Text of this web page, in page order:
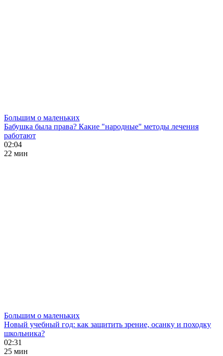
Большим о маленьких
Бабушка была права? Какие "народные" методы лечения
работают
02:04
22 мин
Большим о маленьких
Новый учебный год: как защитить зрение, осанку и походку
школьника?
02:31
25 мин